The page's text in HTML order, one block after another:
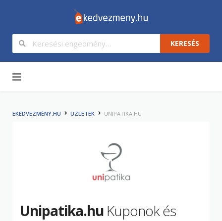
KERESÉS
EKEDVEZMÉNY.HU ÜZLETEK UNIPATIKA.HU
Unipatika.hu Kuponok és